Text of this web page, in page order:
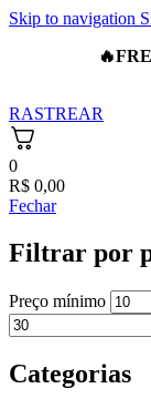
Skip to navigation
🔥
RASTREAR
0
R$ 0,00
Fechar
Filtrar por
Preço mínimo
Categorias